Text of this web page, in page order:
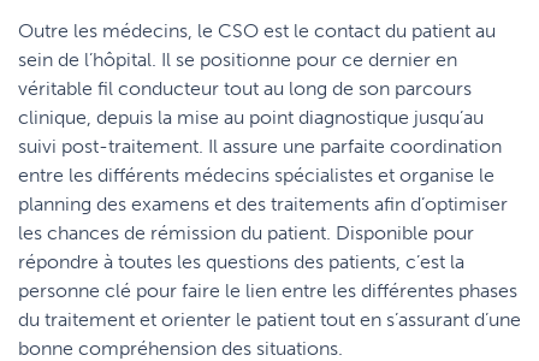
Outre les médecins, le CSO est le contact du patient au
sein de l’hôpital. Il se positionne pour ce dernier en
véritable fil conducteur tout au long de son parcours
clinique, depuis la mise au point diagnostique jusqu’au
suivi post-traitement. Il assure une parfaite coordination
entre les différents médecins spécialistes et organise le
planning des examens et des traitements afin d’optimiser
les chances de rémission du patient. Disponible pour
répondre à toutes les questions des patients, c’est la
personne clé pour faire le lien entre les différentes phases
du traitement et orienter le patient tout en s’assurant d’une
bonne compréhension des situations.